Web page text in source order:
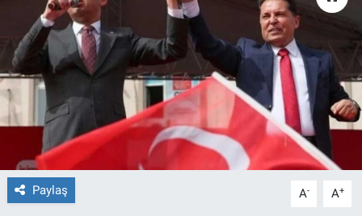
Paylaş A- A+
Ekonomi
Forum
Gerçeğin İzinde
Gün Başlıyor
Gün Bitiyor